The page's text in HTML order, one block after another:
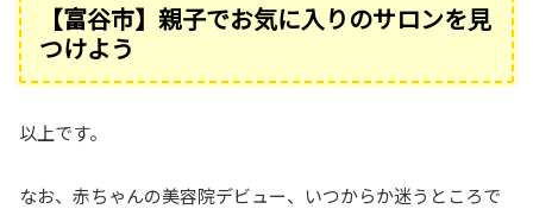
【富谷市】親子でお気に入りのサロンを見
つけよう
以上です。
なお、赤ちゃんの美容院デビュー、いつからか迷うところで